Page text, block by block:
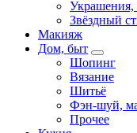
Украшения,
Звёздный
Макияж
Дом, быт
Шопинг
Вязание
Шитьё
Фэн-шуй,
Прочее